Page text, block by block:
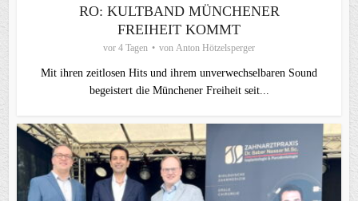
RO: KULTBAND MÜNCHENER
FREIHEIT KOMMT
vor 4 Tagen von Anton Hötzelsperger
Mit ihren zeitlosen Hits und ihrem unverwechselbaren Sound
begeistert die Münchener Freiheit seit...